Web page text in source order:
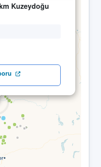
Kuzeydoğu